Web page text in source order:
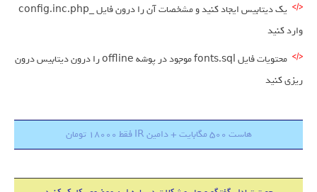
یک دیتابیس ایجاد کنید و مشخصات آن را درون فایل _config.inc.php
وارد کنید
محتویات فایل fonts.sql موجود در پوشه offline را درون دیتابیس درون
ریزی کنید
هاست 500 مگابایت + دامین IR فقط 18000 تومان